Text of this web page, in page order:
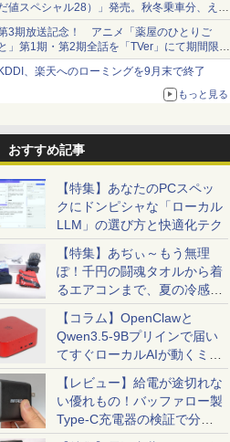
値スペシャル28）」発売。秋冬乗車分、えき
っと限定
3期放送記念！ アニメ「薬屋のひとりご
」第1期・第2期全話を「TVer」にて期間限定
順次無料配信開始
、楽天へのローミングを9月末で終了
もっと見る
おすすめ記事
【特集】あなたのPCスペッ
クにドンピシャな「ローカル
LLM」の選び方と快適化テク
【特集】あぢぃ～もう無理
ぽ！千円の闘魂タオルから着
るエアコンまで、夏の冷感グ
ッズ一挙紹介
【コラム】OpenClawと
Qwen3.5-9Bプリインで届い
てすぐローカルAIが動くミニ
PC「SER9 Pro」
【レビュー】給電が途切れな
い優れもの！バッファロー製
Type-C充電器の検証で分か
ったこと